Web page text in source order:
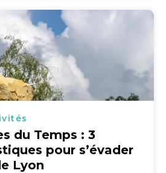
du Temps : 3
pour s’évader
Lyon